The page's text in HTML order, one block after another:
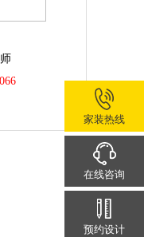
家装热线
在线咨询
预约设计